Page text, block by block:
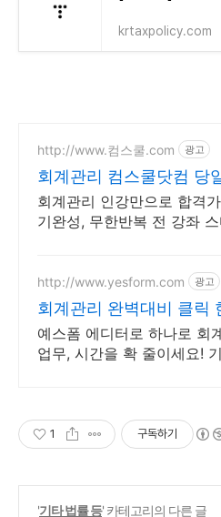
krtaxpolicy.com
http://www.컴스쿨.com 광고
회계관리 컴스쿨닷컴 당
청&결제시 기프티콘!
회계관리 인강만으로 합격
기완성, 무한반복 전 강좌
http://www.yesform.com 광고
회계관리 완벽대비 클릭
문서 완성!
예스폼 에디터로 하나로 회
업무, 시간을 확 줄이세요!
1 구독하기
'기타 법률 등' 카테고리의 다른 글